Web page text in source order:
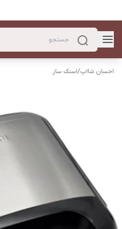
احسان شااپ/اسنک ساز